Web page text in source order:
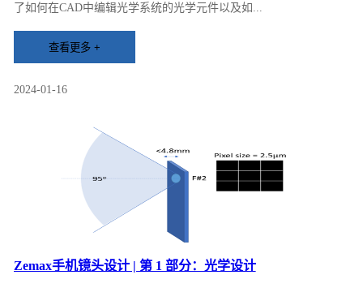
了如何在CAD中编辑光学系统的光学元件以及如...
2024-01-16
Zemax手机镜头设计 | 第 1 部分：光学设计